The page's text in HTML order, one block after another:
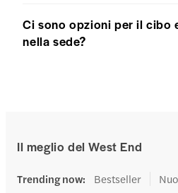
Ci sono opzioni per il cibo
nella sede?
Il meglio del West End
Trending now: Bestseller